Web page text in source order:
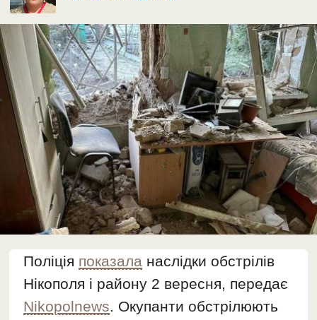
Поліція показала наслідки обстрілів
Нікополя і району 2 вересня, передає
Nikopolnews. Окупанти обстрілюють